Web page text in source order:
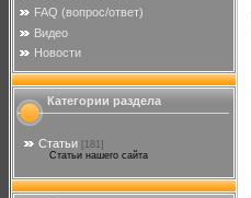
FAQ (вопрос/ответ)
Видео
Новости
Категории раздела
Статьи
[181]
Статьи нашего сайта